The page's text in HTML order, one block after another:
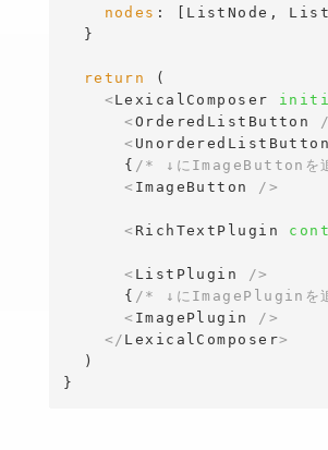
nodes : [ ListNode,
}
return
(
<LexicalComposer
<OrderedListButton
<
{ /* ↓にImageButtonを
< ImageButton />
< RichTextPlugin
< ListPlugin
/>
{ /* ↓にImagePluginを
< ImagePlugin
/>
</ LexicalComposer>
}